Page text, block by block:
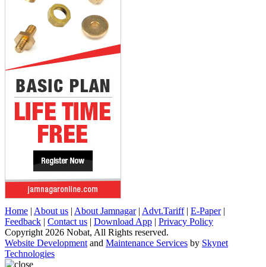
Home | About us | About Jamnagar| Advt.Tariff| E-Paper|
Feedback | Contact us | Download App | Privacy Policy
Copyright 2026 Nobat, All Rights reserved.
Website Development and Maintenance Services by Skynet
Technologies